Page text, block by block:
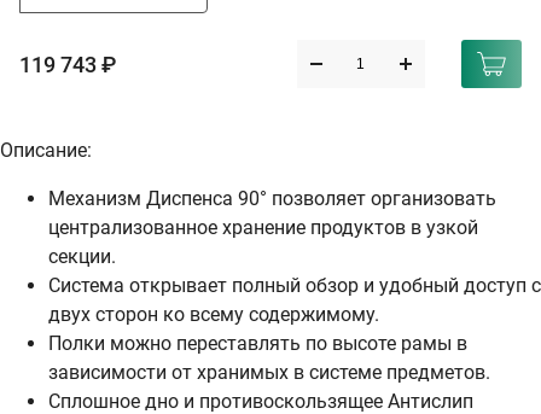
119 743 ₽
Описание:
Механизм Диспенса 90° позволяет организовать
централизованное хранение продуктов в узкой
секции.
Система открывает полный обзор и удобный доступ с
двух сторон ко всему содержимому.
Полки можно переставлять по высоте рамы в
зависимости от хранимых в системе предметов.
Сплошное дно и противоскользящее Антислип